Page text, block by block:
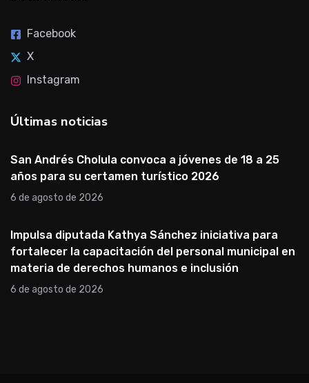
Facebook
X
Instagram
Últimas noticias
San Andrés Cholula convoca a jóvenes de 18 a 25
años para su certamen turístico 2026
6 de agosto de 2026
Impulsa diputada Kathya Sánchez iniciativa para
fortalecer la capacitación del personal municipal en
materia de derechos humanos e inclusión
6 de agosto de 2026